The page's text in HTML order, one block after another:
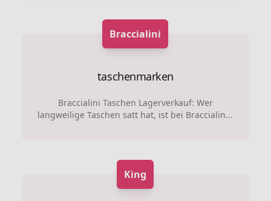
Braccialini
taschenmarken
Braccialini Taschen Lagerverkauf: Wer
langweilige Taschen satt hat, ist bei Braccialin...
King